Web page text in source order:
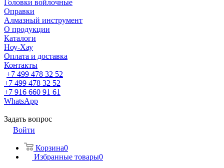
Головки войлочные
Оправки
Алмазный инструмент
О продукции
Каталоги
Ноу-Хау
Оплата и доставка
Контакты
+7 499 478 32 52
+7 499 478 32 52
+7 916 660 91 61
WhatsApp
Задать вопрос
Войти
Корзина0
Избранные товары0